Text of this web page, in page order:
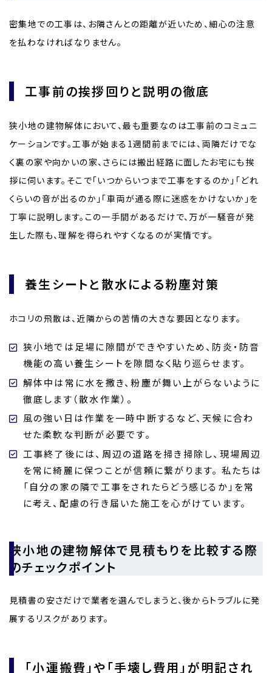
密集地での工事は、お隣さんとの距離が近いため、細心の注意
を払わなければなりません。
工事前の挨拶回りと説明の徹底
狭小地の建物解体において、最も重要なのは工事前のコミュニ
ケーションです。工事が始まる1週間前までには、両隣だけでな
く裏の家や向かいの家、さらには搬出経路に面したお宅にも挨
拶に伺います。そこで「いつからいつまで工事をするのか」「どれ
くらいの音が出るのか」「車両が通る際に迷惑をかけないか」を
丁寧に説明します。この一手間があるだけで、万が一騒音が発
生した際も、理解を得られやすくなるのが実情です。
養生シートと散水による粉塵対策
ホコリの飛散は、近隣からの苦情の大きな要因となります。
狭小地では足場に隙間ができやすいため、防炎・防音
機能の高い養生シートを隙間なく貼り巡らせます。
解体中は常に水を撒き、粉塵が舞い上がらないように
徹底します（散水作業）。
風の強い日は作業を一時中断するなど、天候に合わ
せた柔軟な判断が必要です。
工事終了後には、周辺の道路を掃き掃除し、現場周辺
を常に綺麗に保つことが信頼に繋がります。 私たちは
「自分の家の隣で工事をされたらどう感じるか」を常
に考え、配慮の行き届いた施工を心がけています。
狭小地の建物解体で見積もりを比較する際
のチェックポイント
見積書の安さだけで業者を選んでしまうと、後からトラブルに発
展するリスクがあります。
「小運搬費」や「手壊し費用」が明記され